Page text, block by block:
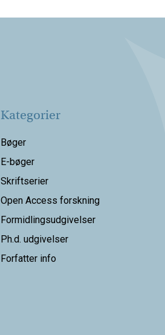
Kategorier
Bøger
E-bøger
Skriftserier
Open Access forskning
Formidlingsudgivelser
Ph.d. udgivelser
Forfatter info